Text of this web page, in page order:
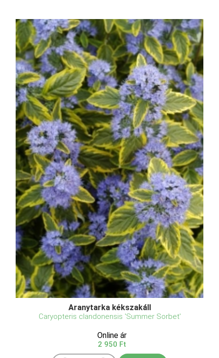
Aranytarka kékszakáll
Caryopteris clandonensis 'Summer Sorbet'
Online ár
2 950 Ft